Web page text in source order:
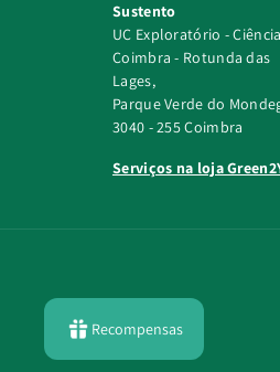
Sustento
UC Exploratório -
Coimbra - Rotunda das
Lages,
Parque Verde do
3040 - 255 Coimbra
Serviços na loja
Recompensas